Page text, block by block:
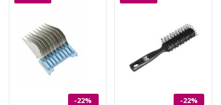
-22% -22%